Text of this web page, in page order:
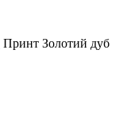
Принт Золотий дуб